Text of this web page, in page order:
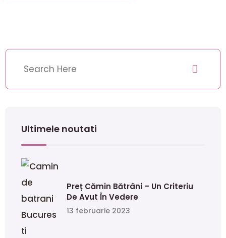
Ultimele noutati
Preț Cămin Bătrâni – Un Criteriu
De Avut În Vedere
13 februarie 2023